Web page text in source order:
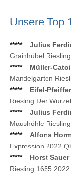
Unsere Top
***** Julius
Grainhübel
*****
Müller-
Mandelgarten
*****
Eifel-
Riesling Der
*****
Julius
Maushöhle
*****
Alfons
Expression 2022
*****
Horst
Riesling 1655